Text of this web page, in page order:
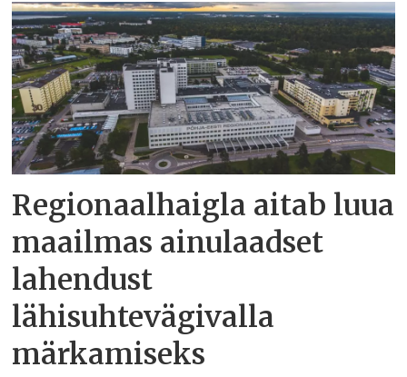
Regionaalhaigla aitab luua
maailmas ainulaadset
lahendust
lähisuhtevägivalla
märkamiseks